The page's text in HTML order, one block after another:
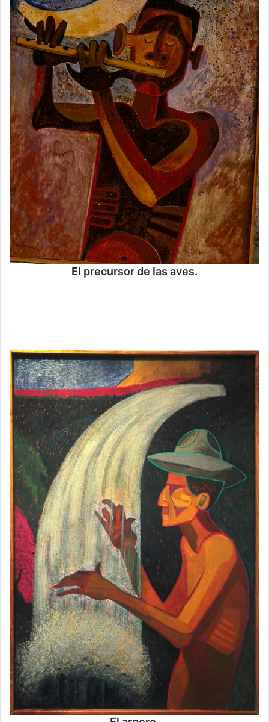
El precursor de las aves.